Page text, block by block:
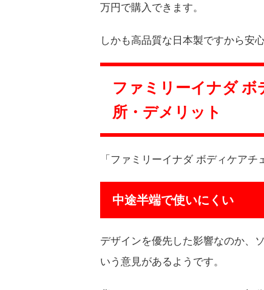
万円で購入できます。
しかも高品質な日本製ですから安心
ファミリーイナダ
所・デメリット
「ファミリーイナダ ボディケア
中途半端で使いにくい
デザインを優先した影響なのか、
いう意見があるようです。